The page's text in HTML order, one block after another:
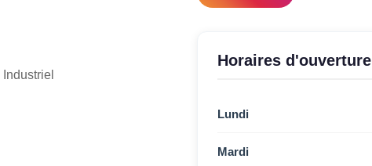
Industriel
Horaires d'ouverture
Lundi
Mardi